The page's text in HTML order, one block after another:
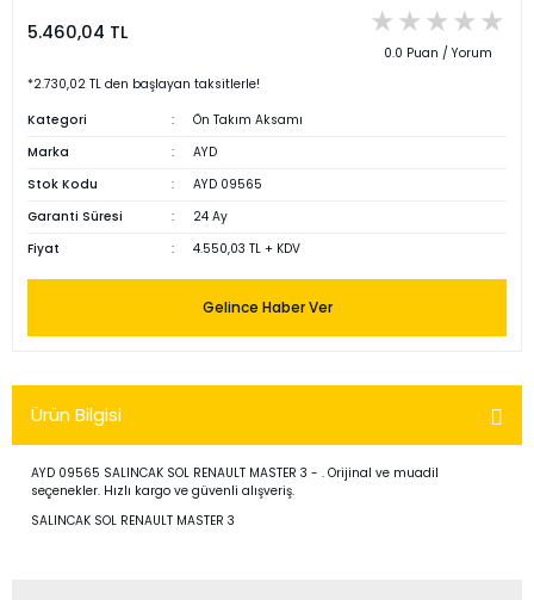
5.460,04 TL
0.0 Puan / Yorum
*2.730,02 TL den başlayan taksitlerle!
Kategori
Ön Takım Aksamı
Marka
AYD
Stok Kodu
AYD 09565
Garanti Süresi
24 Ay
Fiyat
4.550,03 TL + KDV
Gelince Haber Ver
Ürün Bilgisi
AYD 09565 SALINCAK SOL RENAULT MASTER 3 - . Orijinal ve muadil
seçenekler. Hızlı kargo ve güvenli alışveriş.
SALINCAK SOL RENAULT MASTER 3